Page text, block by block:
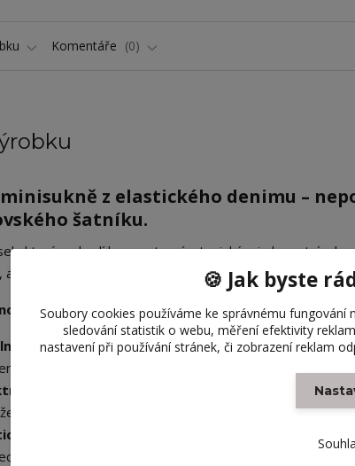
Komentáře 0
z elastického denimu –
šatníku.
který se hodí ke sportovním teniskám i elegantním
aby panence zajistila skvělý vzhled a vám maximální
produktu:
natahování:Sukně je ušita zvysoce elastické
– jednoduše ji panence natáhnete. Díky tomu je pas
střih:
Krátký „mini“ střih s jemným zúžením
sukně nikde neodstává a drží na svém místě i při
zpracování:
přesně jako u skutečného denimu.
🍪 Jak byste
Soubory cookies používáme ke správnému
sledování statistik o webu, měření efektivity
nastavení při používání stránek, či zobrazení reklam